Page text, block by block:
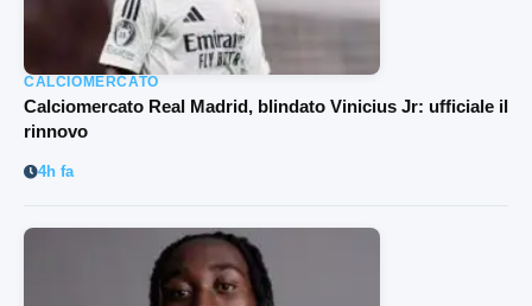
CALCIOMERCATO
Calciomercato Real Madrid, blindato Vinicius Jr: ufficiale il
rinnovo
4h fa